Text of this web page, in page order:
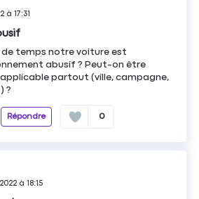
à17:31
temps notre voiture est
abusif ? Peut-on être
partout (ville, campagne,
?
Répondre 0
à18:15